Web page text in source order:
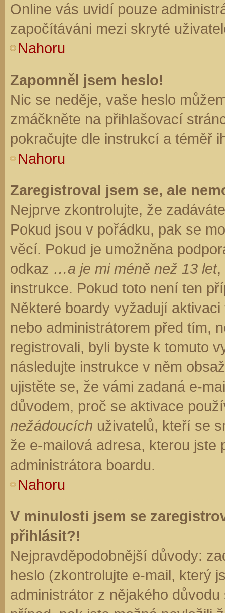
Online vás uvidí pouze
započítáváni mezi skryté
Nahoru
Zapomněl jsem heslo!
Nic se neděje, vaše heslo
zmáčkněte na přihlašovací
pokračujte dle instrukcí a téměř
Nahoru
Zaregistroval jsem se, ale
Nejprve zkontrolujte, že
Pokud jsou v pořádku, pak se
věcí. Pokud je umožněna
odkaz …a je mi méně než 13 let,
instrukce. Pokud toto není ten
Některé boardy vyžadují
nebo administrátorem před tím,
registrovali, byli byste k tomuto
následujte instrukce v něm
ujistěte se, že vámi zadaná e-
důvodem, proč se aktivace
nežádoucích uživatelů, kteří se
že e-mailová adresa, kterou jste
administrátora boardu.
Nahoru
V minulosti jsem se
přihlásit?!
Nejpravděpodobnější důvody:
heslo (zkontrolujte e-mail, který
administrátor z nějakého